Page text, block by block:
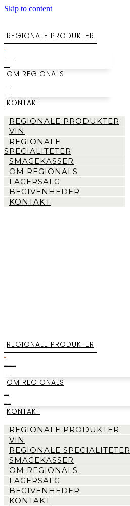
Skip to content
REGIONALE PRODUKTER
OM REGIONALS
KONTAKT
REGIONALE PRODUKTER
VIN
REGIONALE
SPECIALITETER
SMAGEKASSER
OM REGIONALS
LAGERSALG
BEGIVENHEDER
KONTAKT
REGIONALE PRODUKTER
OM REGIONALS
KONTAKT
REGIONALE PRODUKTER
VIN
REGIONALE SPECIALITETER
SMAGEKASSER
OM REGIONALS
LAGERSALG
BEGIVENHEDER
KONTAKT